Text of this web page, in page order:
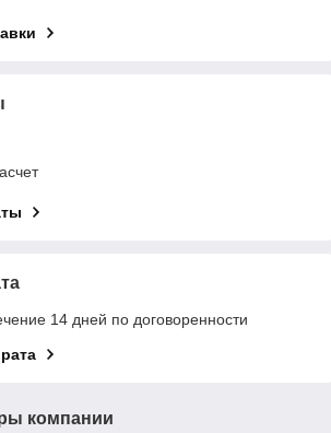
14 дней по договоренности
компании